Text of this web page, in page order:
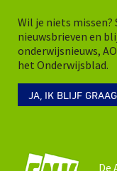
Wil je niets missen?
nieuwsbrieven en
onderwijsnieuws,
het Onderwijsblad.
JA, IK BLIJF
De